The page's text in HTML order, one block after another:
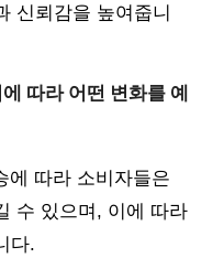
신뢰감을 높여줍니
따라 어떤 변화를 예
에 따라 소비자들은
수 있으며, 이에 따라
다.